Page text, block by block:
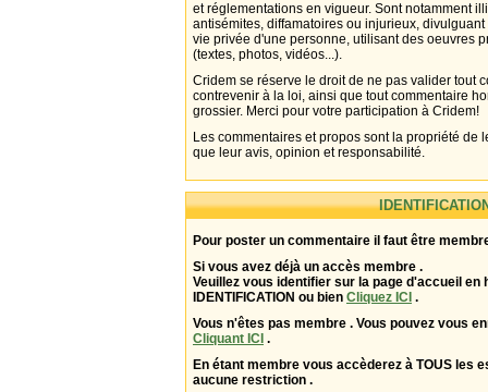
et réglementations en vigueur. Sont notamment
antisémites, diffamatoires ou injurieux,
vie privée d'une personne, utilisant des oeuvres
(textes, photos, vidéos...).
Cridem se réserve le droit de ne pas valider tout
contrevenir à la loi, ainsi que tout commentaire
grossier. Merci pour votre participation à Cridem!
Les commentaires et propos sont la propriété de
que leur avis, opinion et responsabilité.
Pour poster un commentaire il faut être
Si vous avez déjà un accès membre .
Veuillez vous identifier sur la page d'accueil en
IDENTIFICATION ou bien Cliquez ICI .
Vous n'êtes pas membre . Vous pouvez vous
Cliquant ICI .
En étant membre vous accèderez à TOUS les
aucune restriction .